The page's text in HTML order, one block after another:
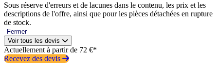
Sous réserve d'erreurs et de lacunes dans le contenu, les prix et les
descriptions de l'offre, ainsi que pour les pièces détachées en rupture
de stock.
Fermer
Voir tous les devis
Actuellement à partir de 72 €*
Recevez des devis